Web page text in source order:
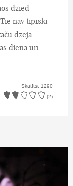
dzied
nav tipiski
dzeja
dienā un
Skatīts: 1290
(2)